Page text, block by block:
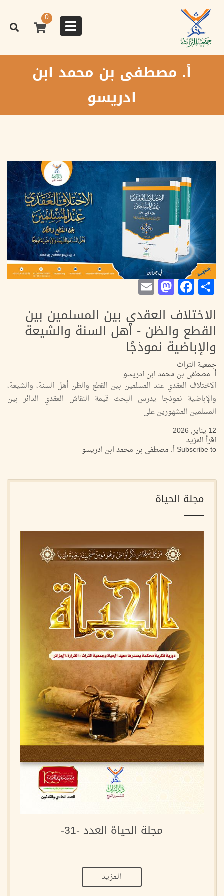
المحتوى
الرئيسي
Toggle
navigation
0
أ. مصطفى بن محمد ابن
ادريسو
Share
Facebook
Mastodon
Email
الاختلاف العقدي بين المسلمين بين
القطع والظن - أهل السنة والشيعة
والإباضية نموذجًا
جمعية التراث
أ. مصطفى بن محمد ابن ادريسو
الاختلاف العقدي عند المسلمين بين القطع والظن أهل السنة، والشيعة،
والإباضية نموذجا يدرس البحث قيمة النقاش العقدي الدائر بين
المسلمين المشهورين على
12 يناير, 2026
اقرأ المزيد
Subscribe to أ. مصطفى بن محمد ابن ادريسو
مجلة الحياة
مجلة الحياة العدد -31-
المزيد